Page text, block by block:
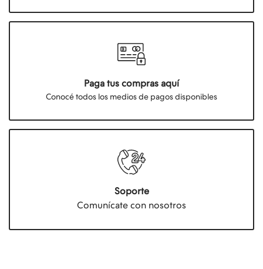
Paga tus compras aquí
Conocé todos los medios de pagos disponibles
Soporte
Comunícate con nosotros